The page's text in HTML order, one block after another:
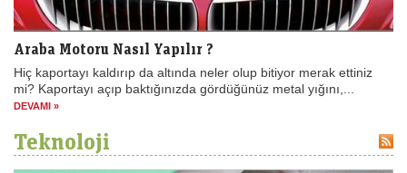
Araba Motoru Nasıl Yapılır ?
Hiç kaportayı kaldırıp da altında neler olup bitiyor merak ettiniz
mi? Kaportayı açıp baktığınızda gördüğünüz metal yığını,...
DEVAMI »
Teknoloji